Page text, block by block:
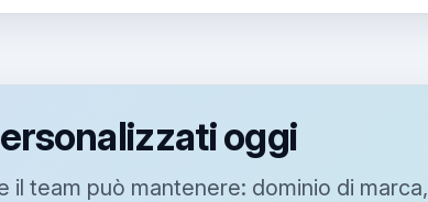
oggi
il team può mantenere: dominio di marca,